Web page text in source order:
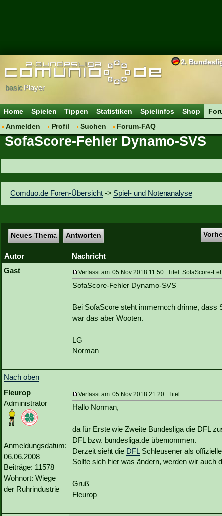
2.
basicPlayer
Home Spielen Tippen Statistiken Spielinfos Shop
Anmelden
Profil Suchen Forum-FAQ
SofaScore-Fehler Dynamo-SVS
Comduo.de Foren-Übersicht -> Spiel- und Notenanalyse
Neues Thema Antworten
Autor
Nachricht
Gast
Verfasst am: 05 Nov 2018 11:50 Titel: SofaScore-
SofaScore-Fehler Dynamo-SVS
Bei SofaScore steht immernoch drinne, dass
war das aber Wooten.
LG
Norman
Nach oben
Fleurop
Administrator
Anmeldungsdatum:
06.06.2008
Beiträge: 11578
Wohnort: Wiege
der Ruhrindustrie
Verfasst am: 05 Nov 2018 21:20 Titel:
Hallo Norman,
da für Erste wie Zweite Bundesliga die DFL
DFL bzw. bundesliga.de übernommen.
Derzeit sieht die DFL Schleusener als
Sollte sich hier was ändern, werden wir auch
Gruß
Fleurop